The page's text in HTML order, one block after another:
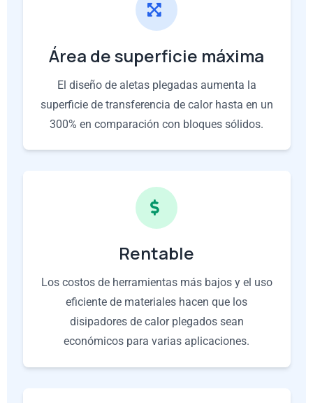
Área de superficie máxima
El diseño de aletas plegadas aumenta la
superficie de transferencia de calor hasta en un
300% en comparación con bloques sólidos.
Rentable
Los costos de herramientas más bajos y el uso
eficiente de materiales hacen que los
disipadores de calor plegados sean
económicos para varias aplicaciones.